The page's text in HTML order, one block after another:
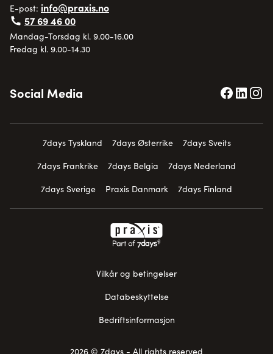
E-post: info@praxis.no
57 69 46 00
Mandag-Torsdag kl. 9.00-16.00
Fredag kl. 9.00-14.30
Social Media
7days Tyskland 7days Østerrike
7days Sveits
7days Frankrike
7days Belgia
7days Nederland
7days Sverige
Praxis Danmark 7days Finland
Vilkår og betingelser
Databeskyttelse
Bedriftsinformasjon
2026 © 7days - All rights reserved